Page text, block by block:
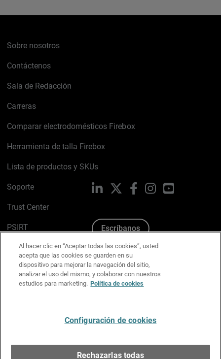
Sobre nosotros
Contáctenos
Sala de Redacción
Carreras
Comparar electrodomésticos Firebox
Herramienta de talla Firebox
Lista de productos y SKUs
Soporte
Trust Center
PSIRT
Política de cookies
Política de privacidad
Kit de medios y marca
LinkedIn FacebookInstagramYouTube
Escríbanos
Al hacer clic en “Aceptar todas las cookies”, usted
acepta que las cookies se guarden en su
dispositivo para mejorar la navegación del sitio,
analizar el uso del mismo, y colaborar con nuestros
estudios para marketing. Política de cookies
Configuración de cookies
Rechazarlas todas